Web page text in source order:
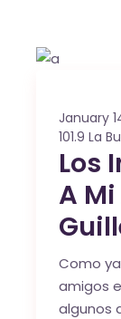
January
101.9 La
Los
A
Como
amigos
algunos